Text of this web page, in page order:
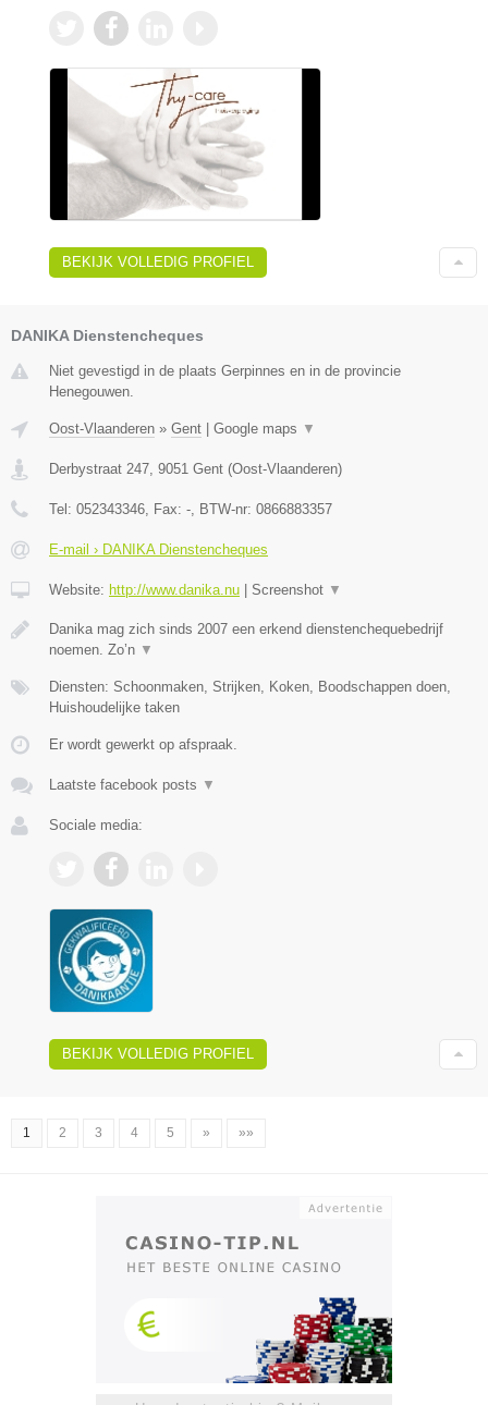
BEKIJK VOLLEDIG PROFIEL
DANIKA Dienstencheques
Niet gevestigd in de plaats Gerpinnes en in de provincie
Henegouwen.
Oost-Vlaanderen » Gent | Google maps ▼
Derbystraat 247 9051 Gent (Oost-Vlaanderen)
Tel: 052343346 , Fax: - , BTW-nr: 0866883357
E-mail › DANIKA Dienstencheques
Website: http://www.danika.nu | Screenshot ▼
Danika mag zich sinds 2007 een erkend dienstenchequebedrijf
noemen. Zo’n ▼
Diensten: Schoonmaken, Strijken, Koken, Boodschappen doen,
Huishoudelijke taken
Er wordt gewerkt op afspraak.
Laatste facebook posts ▼
Sociale media:
BEKIJK VOLLEDIG PROFIEL
1 2 3 4 5 » »»